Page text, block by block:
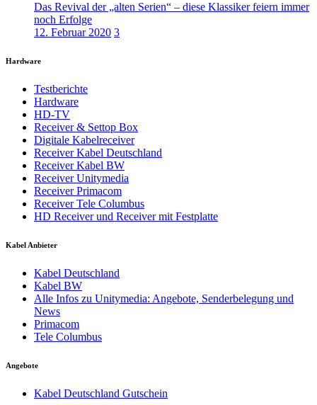
Das Revival der „alten Serien“ – diese Klassiker feiern immer
noch Erfolge
12. Februar 2020 3
Hardware
Testberichte
Hardware
HD-TV
Receiver & Settop Box
Digitale Kabelreceiver
Receiver Kabel Deutschland
Receiver Kabel BW
Receiver Unitymedia
Receiver Primacom
Receiver Tele Columbus
HD Receiver und Receiver mit Festplatte
Kabel Anbieter
Kabel Deutschland
Kabel BW
Alle Infos zu Unitymedia: Angebote, Senderbelegung und
News
Primacom
Tele Columbus
Angebote
Kabel Deutschland Gutschein